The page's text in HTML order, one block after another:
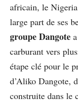
africain, le
large part de ses
groupe Dangote
carburant vers
étape clé pour le
d’Aliko Dangote,
construite dans le